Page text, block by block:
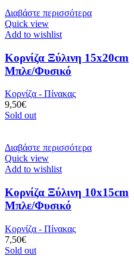
Διαβάστε περισσότερα
Quick view
Add to wishlist
Κορνίζα Ξύλινη 15x20cm
Μπλε/Φυσικό
Κορνίζα - Πίνακας
9,50€
Sold out
Διαβάστε περισσότερα
Quick view
Add to wishlist
Κορνίζα Ξύλινη 10x15cm
Μπλε/Φυσικό
Κορνίζα - Πίνακας
7,50€
Sold out